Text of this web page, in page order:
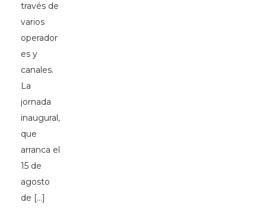
través de
varios
operador
es y
canales.
La
jornada
inaugural,
que
arranca el
15 de
agosto
de […]